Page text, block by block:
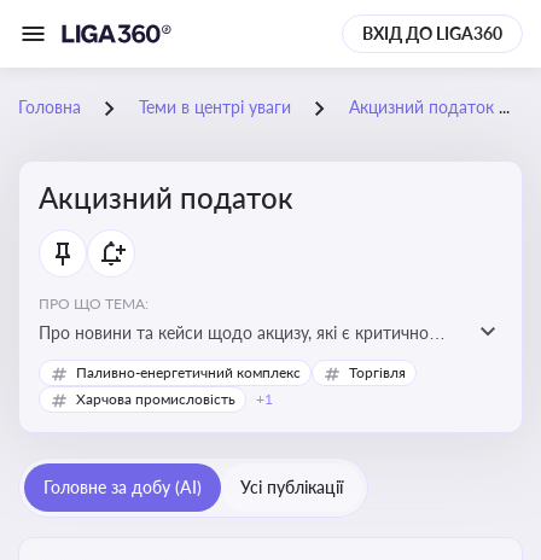
ВХІД ДО LIGA360
Головна Теми в центрі уваги Акцизний податок
Акцизний податок
ПРО ЩО ТЕМА:
Про новини та кейси щодо акцизу, які є критично
важливим для підприємств, які імпортують,
виробляють або реалізують підакцизну продукцію, з
Паливно-енергетичний комплекс
Торгівля
Харчова промисловість
+1
Головне за добу (AI) Усі публікації